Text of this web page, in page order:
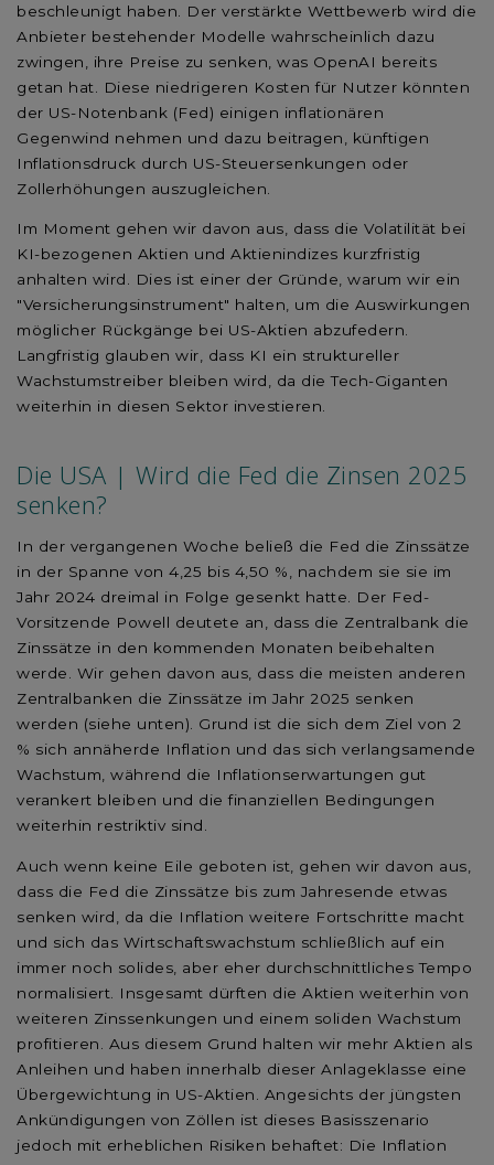
beschleunigt haben. Der verstärkte Wettbewerb wird die
Anbieter bestehender Modelle wahrscheinlich dazu
zwingen, ihre Preise zu senken, was OpenAI bereits
getan hat. Diese niedrigeren Kosten für Nutzer könnten
der US-Notenbank (Fed) einigen inflationären
Gegenwind nehmen und dazu beitragen, künftigen
Inflationsdruck durch US-Steuersenkungen oder
Zollerhöhungen auszugleichen.
Im Moment gehen wir davon aus, dass die Volatilität bei
KI-bezogenen Aktien und Aktienindizes kurzfristig
anhalten wird. Dies ist einer der Gründe, warum wir ein
"Versicherungsinstrument" halten, um die Auswirkungen
möglicher Rückgänge bei US-Aktien abzufedern.
Langfristig glauben wir, dass KI ein struktureller
Wachstumstreiber bleiben wird, da die Tech-Giganten
weiterhin in diesen Sektor investieren.
Die USA | Wird die Fed die Zinsen 2025
senken?
In der vergangenen Woche beließ die Fed die Zinssätze
in der Spanne von 4,25 bis 4,50 %, nachdem sie sie im
Jahr 2024 dreimal in Folge gesenkt hatte. Der Fed-
Vorsitzende Powell deutete an, dass die Zentralbank die
Zinssätze in den kommenden Monaten beibehalten
werde. Wir gehen davon aus, dass die meisten anderen
Zentralbanken die Zinssätze im Jahr 2025 senken
werden (siehe unten). Grund ist die sich dem Ziel von 2
% sich annäherde Inflation und das sich verlangsamende
Wachstum, während die Inflationserwartungen gut
verankert bleiben und die finanziellen Bedingungen
weiterhin restriktiv sind.
Auch wenn keine Eile geboten ist, gehen wir davon aus,
dass die Fed die Zinssätze bis zum Jahresende etwas
senken wird, da die Inflation weitere Fortschritte macht
und sich das Wirtschaftswachstum schließlich auf ein
immer noch solides, aber eher durchschnittliches Tempo
normalisiert. Insgesamt dürften die Aktien weiterhin von
weiteren Zinssenkungen und einem soliden Wachstum
profitieren. Aus diesem Grund halten wir mehr Aktien als
Anleihen und haben innerhalb dieser Anlageklasse eine
Übergewichtung in US-Aktien. Angesichts der jüngsten
Ankündigungen von Zöllen ist dieses Basisszenario
jedoch mit erheblichen Risiken behaftet: Die Inflation